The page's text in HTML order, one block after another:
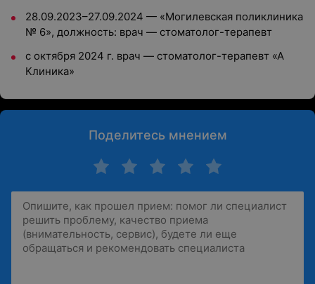
28.09.2023–27.09.2024 — «Могилевская поликлиника
№ 6», должность: врач — стоматолог-терапевт
с октября 2024 г. врач — стоматолог-терапевт «А
Клиника»
Поделитесь мнением